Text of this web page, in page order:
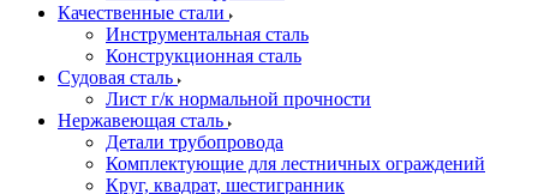
Качественные стали
Инструментальная сталь
Конструкционная сталь
Судовая сталь
Лист г/к нормальной прочности
Нержавеющая сталь
Детали трубопровода
Комплектующие для лестничных ограждений
Круг, квадрат, шестигранник